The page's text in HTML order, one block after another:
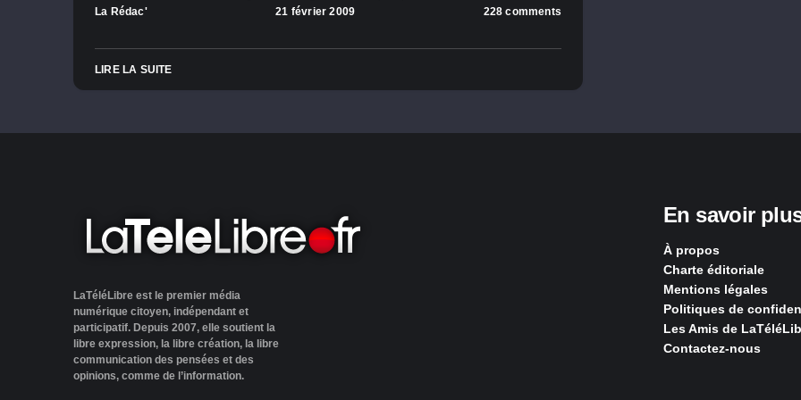
La Rédac' 21 février 2009 228 comments
LIRE LA SUITE
LaTéléLibre est le premier média
numérique citoyen, indépendant et
participatif. Depuis 2007, elle soutient la
libre expression, la libre création, la libre
communication des pensées et des
opinions, comme de l’information.
En savoir
À propos
Charte éditoriale
Mentions légales
Politiques de
Les Amis de
Contactez-nous